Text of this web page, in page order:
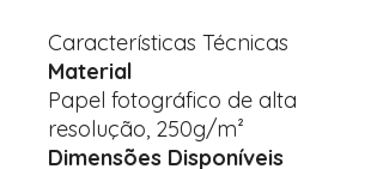
Características Técnicas
Material
Papel fotográfico de alta
resolução, 250g/m²
Dimensões Disponíveis